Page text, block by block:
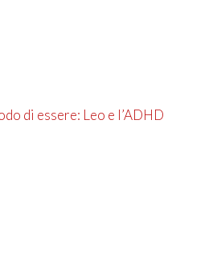
di essere: Leo e l’ADHD